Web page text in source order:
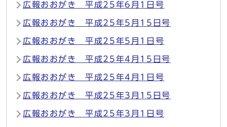
広報おおがき 平成25年6月1日号
広報おおがき 平成25年5月15日号
広報おおがき 平成25年5月1日号
広報おおがき 平成25年4月15日号
広報おおがき 平成25年4月1日号
広報おおがき 平成25年3月15日号
広報おおがき 平成25年3月1日号